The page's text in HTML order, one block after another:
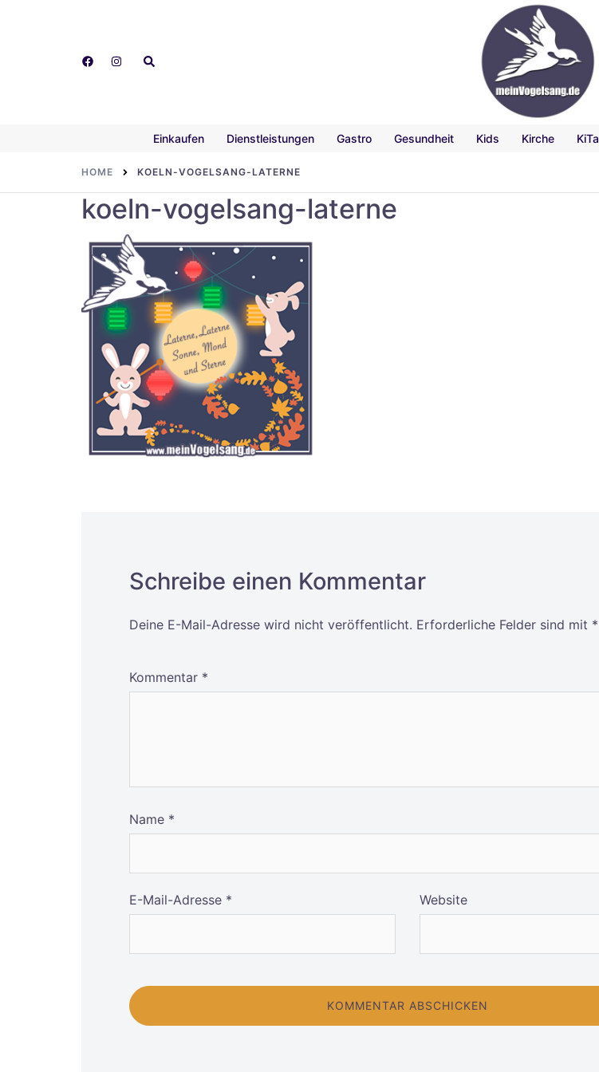
Search
Einkaufen Dienstleistungen Gastro Gesundheit Kids Kirche KiTa
HOME KOELN-VOGELSANG-LATERNE
koeln-vogelsang-laterne
Schreibe einen Kommentar
Deine E-Mail-Adresse wird nicht veröffentlicht. Erforderliche Felder sind mit *
Kommentar *
Name *
E-Mail-Adresse * Website
Alternative: